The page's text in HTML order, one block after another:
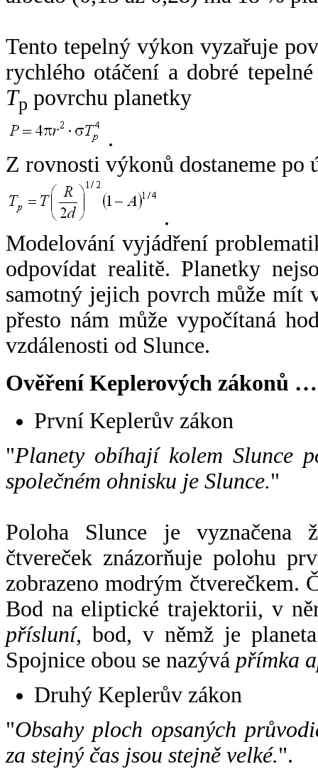
Tento tepelný výkon vyzařuje
rychlého otáčení a dobré
Tp povrchu planetky
.
Z rovnosti výkonů dostaneme po
.
Modelování vyjádření
odpovídat realitě. Planetky
samotný jejich povrch může mít
přesto nám může vypočítaná
vzdálenosti od Slunce.
Ověření Keplerových zákonů …
První Keplerův zákon
"Planety obíhají kolem Slunce
společném ohnisku je Slunce."
Poloha Slunce je vyznačena
čtvereček znázorňuje polohu
zobrazeno modrým čtverečkem.
Bod na eliptické trajektorii, v
přísluní, bod, v němž je
Spojnice obou se nazývá přímka
Druhý Keplerův zákon
"Obsahy ploch opsaných
za stejný čas jsou stejně velké.".